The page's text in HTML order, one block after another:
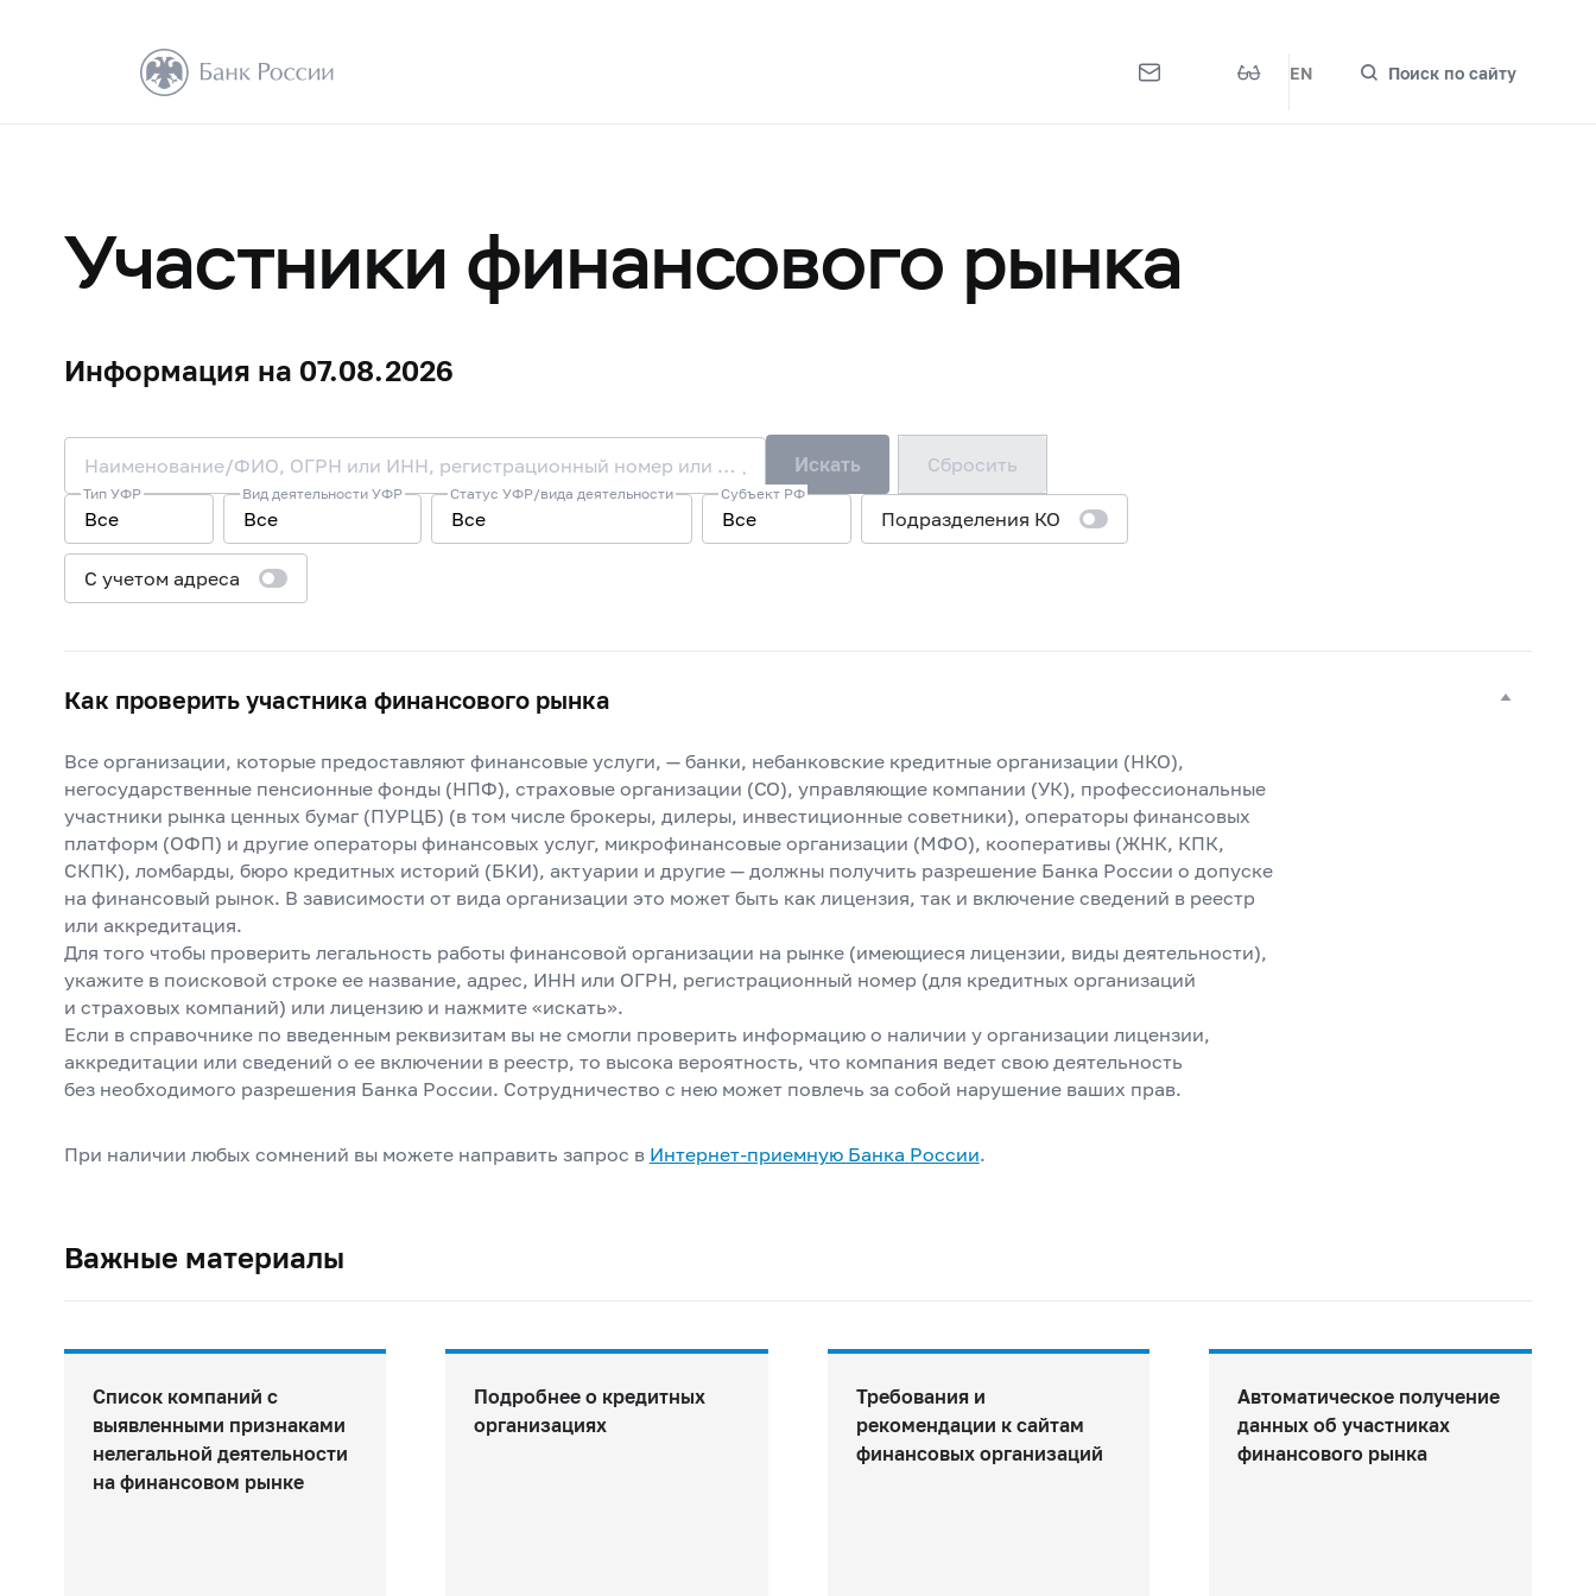
EN Поиск по сайту
Участники финансового рынка
Информация на 07.08.2026
Наименование/ФИО, ОГРН или ИНН, регистрационный номер или лицензия/запись в реестре Искать Сбросить
Тип УФР
Все
Вид деятельности УФР
Все
Статус УФР/вида деятельности
Все
Субъект РФ
Все Подразделения КО
С учетом адреса
Как проверить участника финансового рынка
Все организации, которые предоставляют финансовые услуги, — банки, небанковские кредитные организации (НКО),
негосударственные пенсионные фонды (НПФ), страховые организации (СО), управляющие компании (УК), профессиональные
участники рынка ценных бумаг (ПУРЦБ) (в том числе брокеры, дилеры, инвестиционные советники), операторы финансовых
платформ (ОФП) и другие операторы финансовых услуг, микрофинансовые организации (МФО), кооперативы (ЖНК, КПК,
СКПК), ломбарды, бюро кредитных историй (БКИ), актуарии и другие — должны получить разрешение Банка России о допуске
на финансовый рынок. В зависимости от вида организации это может быть как лицензия, так и включение сведений в реестр
или аккредитация.
Для того чтобы проверить легальность работы финансовой организации на рынке (имеющиеся лицензии, виды деятельности),
укажите в поисковой строке ее название, адрес, ИНН или ОГРН, регистрационный номер (для кредитных организаций
и страховых компаний) или лицензию и нажмите «искать».
Если в справочнике по введенным реквизитам вы не смогли проверить информацию о наличии у организации лицензии,
аккредитации или сведений о ее включении в реестр, то высока вероятность, что компания ведет свою деятельность
без необходимого разрешения Банка России. Сотрудничество с нею может повлечь за собой нарушение ваших прав.
При наличии любых сомнений вы можете направить запрос в Интернет-приемную Банка России.
Важные материалы
Список компаний с
выявленными признаками
нелегальной деятельности
на финансовом рынке
Подробнее о кредитных
организациях
Требования и
рекомендации к сайтам
финансовых организаций
Автоматическое получение
данных об участниках
финансового рынка